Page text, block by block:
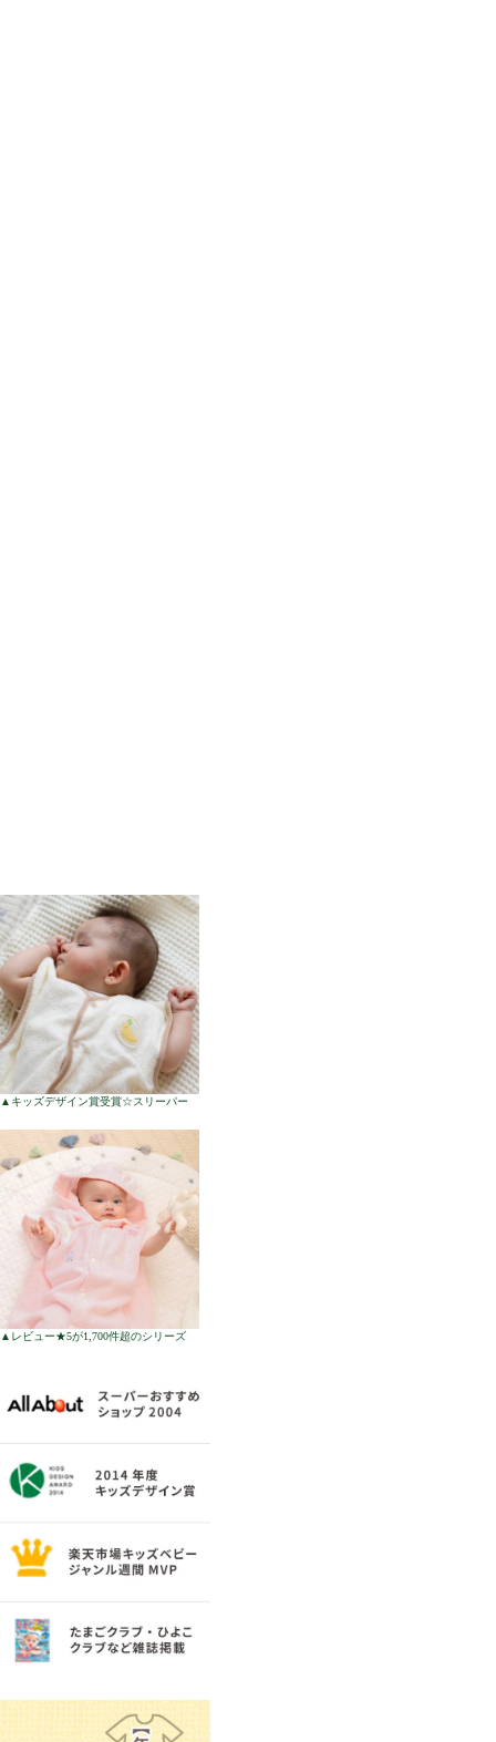
▲キッズデザイン賞受賞☆スリーパー
▲レビュー★5が1,700件超のシリーズ